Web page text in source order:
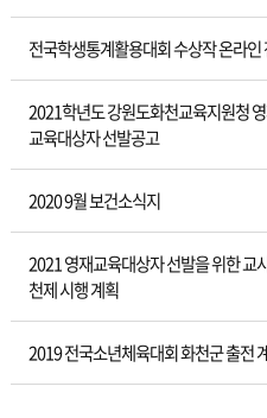
전국학생통계활용대회 수상작 온라인
2021학년도 강원도화천교육지원청
교육대상자 선발공고
2020 9월 보건소식지
2021 영재교육대상자 선발을 위한 교
천제 시행 계획
2019 전국소년체육대회 화천군 출전